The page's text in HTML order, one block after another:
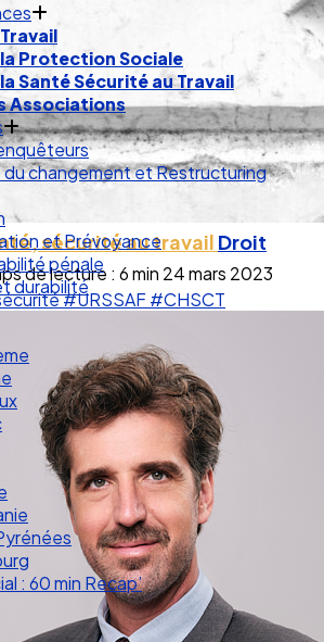
Protection Sociale
Santé Sécurité au Travail
Associations
changement et Restructuring
et Prévoyance
pénale
durabilité
: 60 min Recap’
sécurité au travail Droit
de lecture : 6 min 24 mars 2023
#URSSAF#CHSCT